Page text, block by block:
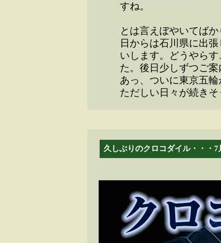
すね。
とは言えぼやいてば
日からは石川県に出
いします。どうやら
た。後日少しずつご
あっ、ついに東京五
ただしい日々が続き
久しぶりのクロコダイル・・・7